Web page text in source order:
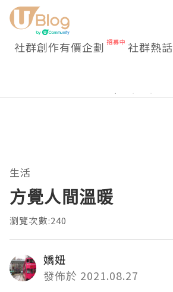
社群創作有價企劃 社群熱話
生活
方覺人間溫暖
瀏覽次數:240
嬌妞
發佈於 2021.08.27